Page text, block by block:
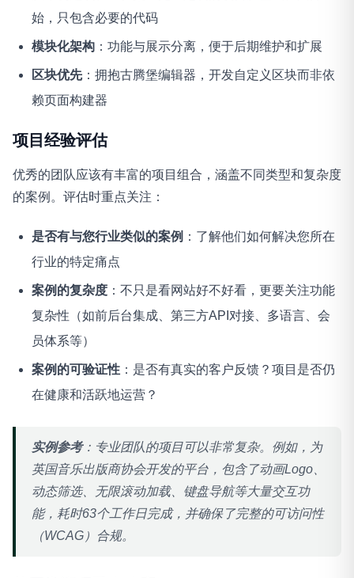
始，只包含必要的代码
模块化架构 ：功能与展示分离，便于后期维护和扩展
区块优先：拥抱古腾堡编辑器，开发自定义区块而非依
赖页面构建器
项目经验评估
优秀的团队应该有丰富的项目组合，涵盖不同类型和复杂度
的案例。评估时重点关注 ：
是否有与您行业类似的案例 ：了解他们如何解决您所在
行业的特定痛点
案例的复杂度 ：不只是看网站好不好看，更要关注功能
复杂性（如前后台集成、第三方API对接、多语言、会
员体系等）
案例的可验证性 ：是否有真实的客户反馈？项目是否仍
在健康和活跃地运营？
实例参考：专业团队的项目可以非常复杂。例如，为
英国音乐出版商协会开发的平台，包含了动画Logo、
动态筛选、无限滚动加载、键盘导航等大量交互功
能，耗时63个工作日完成，并确保了完整的可访问性
（WCAG）合规。